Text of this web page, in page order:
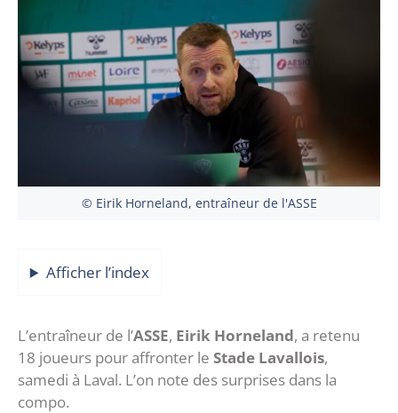
© Eirik Horneland, entraîneur de l'ASSE
Afficher l’index
L’entraîneur de l’ASSE, Eirik Horneland, a retenu
18 joueurs pour affronter le Stade Lavallois,
samedi à Laval. L’on note des surprises dans la
compo.